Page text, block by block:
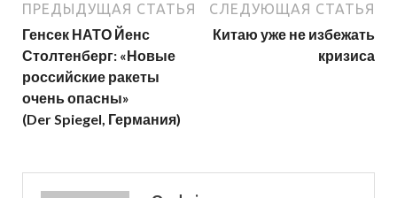
ПРЕДЫДУЩАЯ СТАТЬЯ
Генсек НАТО Йенс
Столтенберг: «Новые
российские ракеты
очень опасны»
(Der Spiegel, Германия)
СЛЕДУЮЩАЯ СТАТЬЯ
Китаю уже не избежать
кризиса